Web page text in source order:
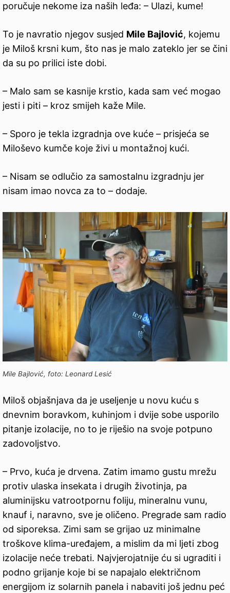
poručuje nekome iza naših leđa: – Ulazi, kume!
To je navratio njegov susjed Mile Bajlović, kojemu
je Miloš krsni kum, što nas je malo zateklo jer se čini
da su po prilici iste dobi.
– Malo sam se kasnije krstio, kada sam već mogao
jesti i piti – kroz smijeh kaže Mile.
– Sporo je tekla izgradnja ove kuće – prisjeća se
Miloševo kumče koje živi u montažnoj kući.
– Nisam se odlučio za samostalnu izgradnju jer
nisam imao novca za to – dodaje.
Mile Bajlović, foto: Leonard Lesić
Miloš objašnjava da je useljenje u novu kuću s
dnevnim boravkom, kuhinjom i dvije sobe usporilo
pitanje izolacije, no to je riješio na svoje potpuno
zadovoljstvo.
– Prvo, kuća je drvena. Zatim imamo gustu mrežu
protiv ulaska insekata i drugih životinja, pa
aluminijsku vatrootpornu foliju, mineralnu vunu,
knauf i, naravno, sve je oličeno. Pregrade sam radio
od siporeksa. Zimi sam se grijao uz minimalne
troškove klima-uređajem, a mislim da mi ljeti zbog
izolacije neće trebati. Najvjerojatnije ću si ugraditi i
podno grijanje koje bi se napajalo električnom
energijom iz solarnih panela i nabaviti još jednu peć